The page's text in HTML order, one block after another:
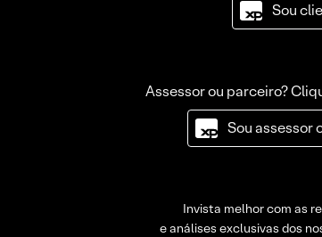
Sou
Assessor ou parceiro?
Sou assessor
Invista melhor com as
e análises exclusivas dos